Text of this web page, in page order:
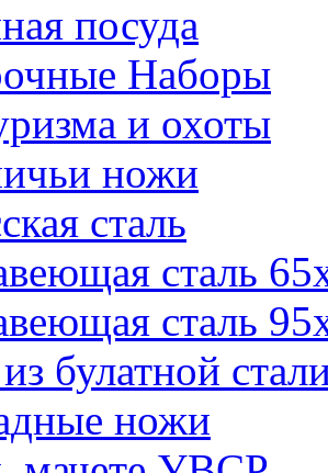
посуда
Наборы
и охоты
ножи
сталь
сталь
сталь
булатной
ножи